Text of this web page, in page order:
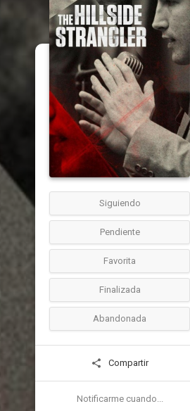
Siguiendo
Pendiente
Favorita
Finalizada
Abandonada
Compartir
Notificarme cuando...